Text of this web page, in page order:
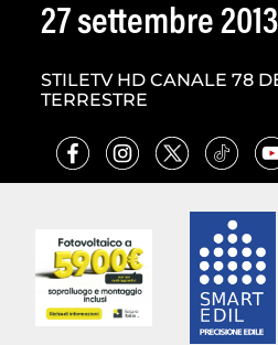
27 settembre 2013
STILETV HD CANALE 78
TERRESTRE